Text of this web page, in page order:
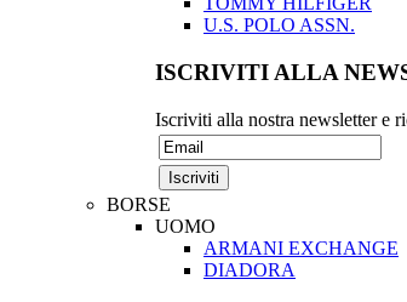
U.S. POLO ASSN.
ISCRIVITI ALLA
Iscriviti alla nostra newsletter e
BORSE
UOMO
ARMANI EXCHANGE
DIADORA